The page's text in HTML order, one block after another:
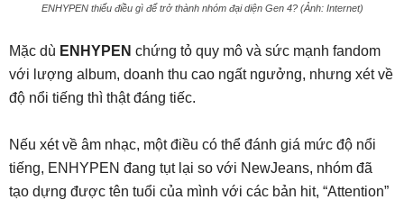
ENHYPEN thiếu điều gì để trở thành nhóm đại diện Gen 4? (Ảnh: Internet)
Mặc dù ENHYPEN chứng tỏ quy mô và sức mạnh fandom
với lượng album, doanh thu cao ngất ngưởng, nhưng xét về
độ nổi tiếng thì thật đáng tiếc.
Nếu xét về âm nhạc, một điều có thể đánh giá mức độ nổi
tiếng, ENHYPEN đang tụt lại so với NewJeans, nhóm đã
tạo dựng được tên tuổi của mình với các bản hit, “Attention”